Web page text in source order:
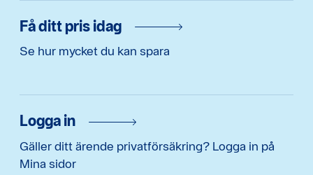
Få ditt pris idag
Se hur mycket du kan spara
Logga in
Gäller ditt ärende privatförsäkring? Logga in på
Mina sidor